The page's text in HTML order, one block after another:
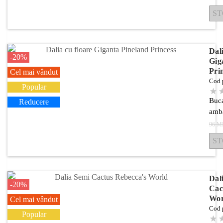
-20%
Cel mai vândut
Popular
Reducere
Cod
96
-20%
Cel mai vândut
Popular
Cod